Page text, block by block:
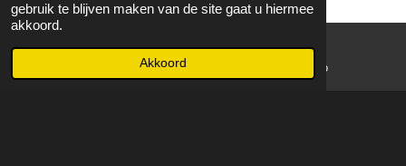
gebruik te blijven maken van de site gaat u hiermee
akkoord.
Akkoord WhatsApp